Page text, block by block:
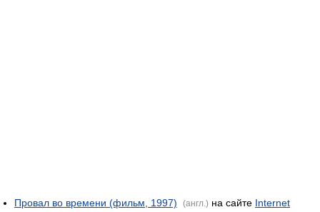
Провал во времени (фильм, 1997) (англ.) на сайте Internet